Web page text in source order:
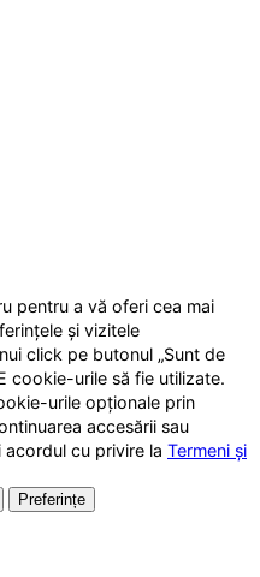
pentru a vă oferi cea mai
și vizitele
click pe butonul „Sunt de
cookie-urile să fie utilizate.
urile opționale prin
accesării sau
cu privire la Termeni și
Preferințe